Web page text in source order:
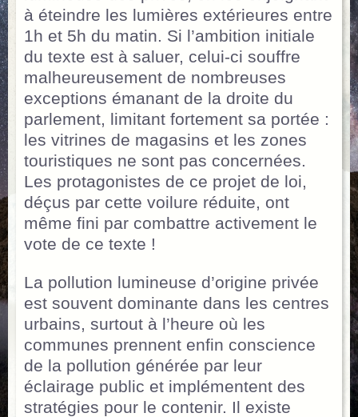
à éteindre les lumières extérieures entre
1h et 5h du matin. Si l’ambition initiale
du texte est à saluer, celui-ci souffre
malheureusement de nombreuses
exceptions émanant de la droite du
parlement, limitant fortement sa portée :
les vitrines de magasins et les zones
touristiques ne sont pas concernées.
Les protagonistes de ce projet de loi,
déçus par cette voilure réduite, ont
même fini par combattre activement le
vote de ce texte !
La pollution lumineuse d’origine privée
est souvent dominante dans les centres
urbains, surtout à l’heure où les
communes prennent enfin conscience
de la pollution générée par leur
éclairage public et implémentent des
stratégies pour le contenir. Il existe